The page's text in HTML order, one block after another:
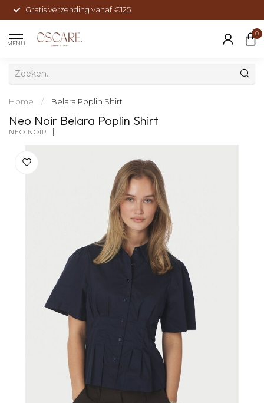
Gratis verzending vanaf €125
MENU
0
Home / Belara Poplin Shirt
Neo Noir Belara Poplin Shirt
NEO NOIR